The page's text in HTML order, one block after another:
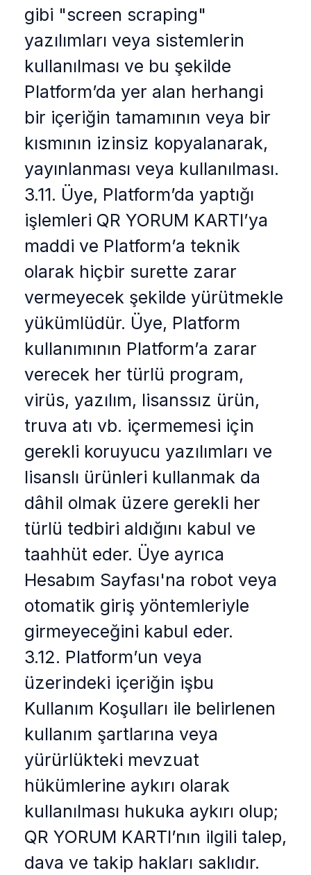
gibi "screen scraping"
yazılımları veya sistemlerin
kullanılması ve bu şekilde
Platform’da yer alan herhangi
bir içeriğin tamamının veya bir
kısmının izinsiz kopyalanarak,
yayınlanması veya kullanılması.
3.11. Üye, Platform’da yaptığı
işlemleri QR YORUM KARTI’ya
maddi ve Platform’a teknik
olarak hiçbir surette zarar
vermeyecek şekilde yürütmekle
yükümlüdür. Üye, Platform
kullanımının Platform’a zarar
verecek her türlü program,
virüs, yazılım, lisanssız ürün,
truva atı vb. içermemesi için
gerekli koruyucu yazılımları ve
lisanslı ürünleri kullanmak da
dâhil olmak üzere gerekli her
türlü tedbiri aldığını kabul ve
taahhüt eder. Üye ayrıca
Hesabım Sayfası'na robot veya
otomatik giriş yöntemleriyle
girmeyeceğini kabul eder.
3.12. Platform’un veya
üzerindeki içeriğin işbu
Kullanım Koşulları ile belirlenen
kullanım şartlarına veya
yürürlükteki mevzuat
hükümlerine aykırı olarak
kullanılması hukuka aykırı olup;
QR YORUM KARTI’nın ilgili talep,
dava ve takip hakları saklıdır.